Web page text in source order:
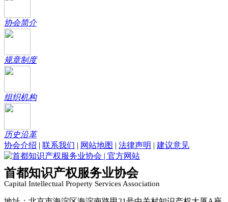
协会简介
规章制度
组织机构
历史沿革
协会介绍
联系我们 网站地图 法律声明 建议意见
首都知识产权服务业协会
Capital Intellectual Property Services Association